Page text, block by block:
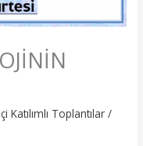
Katılımlı Toplantılar /